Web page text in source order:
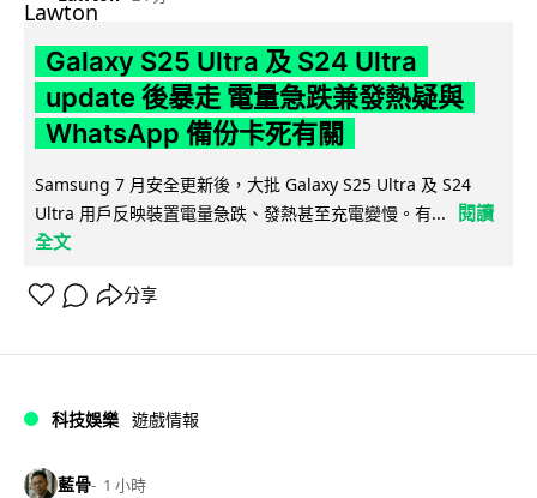
Galaxy S25 Ultra 及 S24 Ultra
update 後暴走 電量急跌兼發熱疑與
WhatsApp 備份卡死有關
Samsung 7 月安全更新後，大批 Galaxy S25 Ultra 及 S24
Ultra 用戶反映裝置電量急跌、發熱甚至充電變慢。有...
閱讀
全文
分享
科技娛樂 遊戲情報
藍骨 1 小時